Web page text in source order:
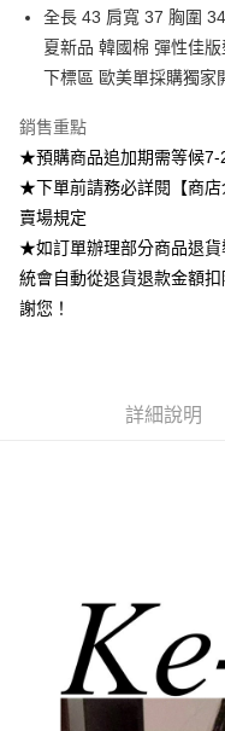
ATM付款
運送方式
付款後全家取貨
每筆NT$85，滿NT$1,200(
每筆NT$85，滿NT$1,200(
全長 43 肩寬 37 胸圍
夏新品 韓國棉 彈性佳
下標區 歐美單採購獨家
銷售重點
★預購商品追加期需等候7-
★下單前請務必詳閱【商
賣場規定
★如訂單辦理部分商品退貨
統會自動從退貨退款金額
謝您！
詳細說明